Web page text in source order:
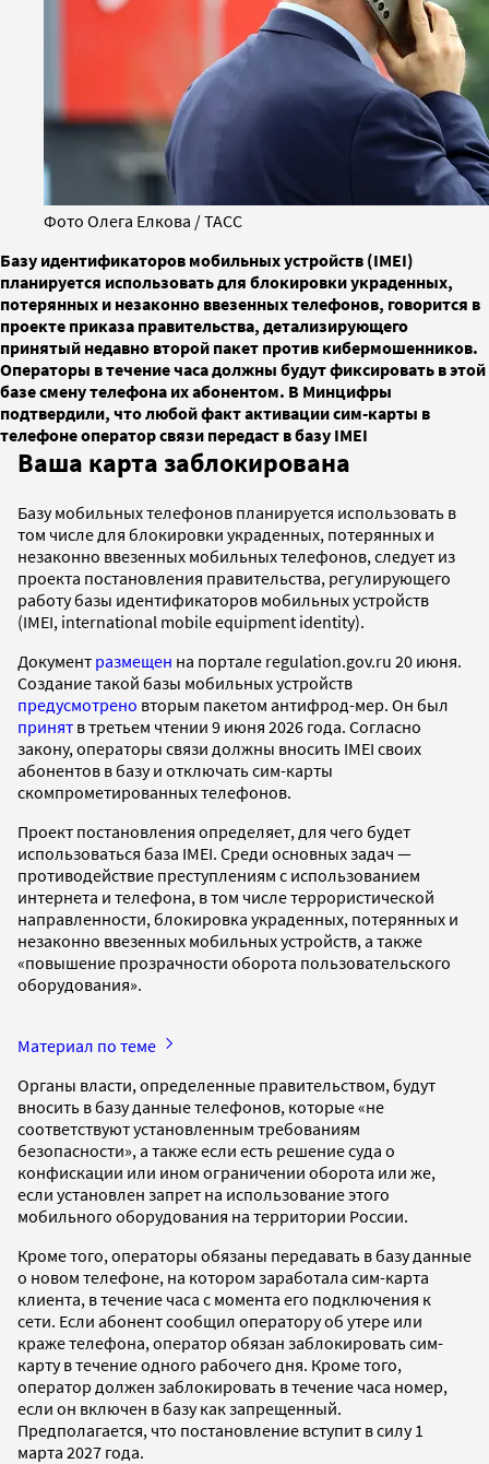
Фото Олега Елкова / ТАСС
Базу идентификаторов мобильных устройств (IMEI)
планируется использовать для блокировки украденных,
потерянных и незаконно ввезенных телефонов, говорится в
проекте приказа правительства, детализирующего
принятый недавно второй пакет против кибермошенников.
Операторы в течение часа должны будут фиксировать в этой
базе смену телефона их абонентом. В Минцифры
подтвердили, что любой факт активации сим-карты в
телефоне оператор связи передаст в базу IMEI
Ваша карта заблокирована
Базу мобильных телефонов планируется использовать в
том числе для блокировки украденных, потерянных и
незаконно ввезенных мобильных телефонов, следует из
проекта постановления правительства, регулирующего
работу базы идентификаторов мобильных устройств
(IMEI, international mobile equipment identity).
Документ размещен на портале regulation.gov.ru 20 июня.
Создание такой базы мобильных устройств
предусмотрено вторым пакетом антифрод-мер. Он был
принят в третьем чтении 9 июня 2026 года. Согласно
закону, операторы связи должны вносить IMEI своих
абонентов в базу и отключать сим-карты
скомпрометированных телефонов.
Проект постановления определяет, для чего будет
использоваться база IMEI. Среди основных задач —
противодействие преступлениям с использованием
интернета и телефона, в том числе террористической
направленности, блокировка украденных, потерянных и
незаконно ввезенных мобильных устройств, а также
«повышение прозрачности оборота пользовательского
оборудования».
Материал по теме
Органы власти, определенные правительством, будут
вносить в базу данные телефонов, которые «не
соответствуют установленным требованиям
безопасности», а также если есть решение суда о
конфискации или ином ограничении оборота или же,
если установлен запрет на использование этого
мобильного оборудования на территории России.
Кроме того, операторы обязаны передавать в базу данные
о новом телефоне, на котором заработала сим-карта
клиента, в течение часа с момента его подключения к
сети. Если абонент сообщил оператору об утере или
краже телефона, оператор обязан заблокировать сим-
карту в течение одного рабочего дня. Кроме того,
оператор должен заблокировать в течение часа номер,
если он включен в базу как запрещенный.
Предполагается, что постановление вступит в силу 1
марта 2027 года.